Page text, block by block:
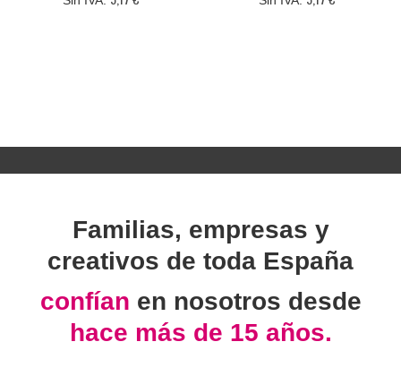
Familias, empresas y
creativos de toda España
confían en nosotros desde
hace más de 15 años.